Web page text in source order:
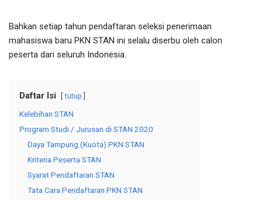
Bahkan setiap tahun pendaftaran seleksi penerimaan
mahasiswa baru PKN STAN ini selalu diserbu oleh calon
peserta dari seluruh Indonesia.
Daftar Isi tutup
Kelebihan STAN
Program Studi / Jurusan di STAN 2020
Daya Tampung (Kuota) PKN STAN
Kriteria Peserta STAN
Syarat Pendaftaran STAN
Tata Cara Pendaftaran PKN STAN